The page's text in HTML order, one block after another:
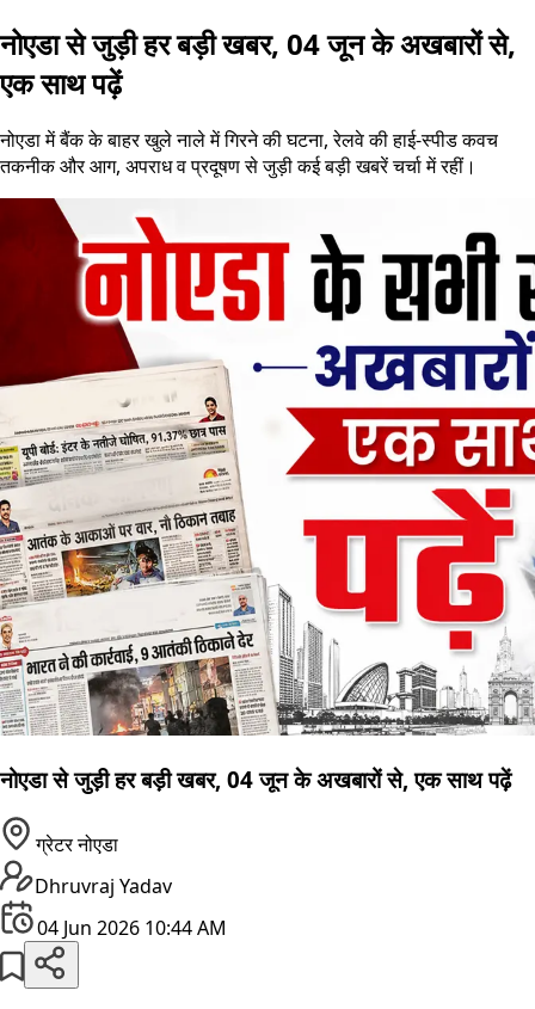
नोएडा से जुड़ी हर बड़ी खबर, 04 जून के अखबारों से,
एक साथ पढ़ें
नोएडा में बैंक के बाहर खुले नाले में गिरने की घटना, रेलवे की हाई-स्पीड कवच
तकनीक और आग, अपराध व प्रदूषण से जुड़ी कई बड़ी खबरें चर्चा में रहीं।
नोएडा से जुड़ी हर बड़ी खबर, 04 जून के अखबारों से, एक साथ पढ़ें
ग्रेटर नोएडा
Dhruvraj Yadav
04 Jun 2026 10:44 AM